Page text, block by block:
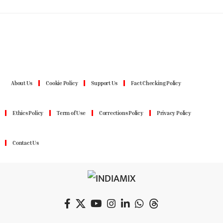
About Us Cookie Policy Support Us Fact Checking Policy
Ethics Policy Term of Use Corrections Policy Privacy Policy
Contact Us